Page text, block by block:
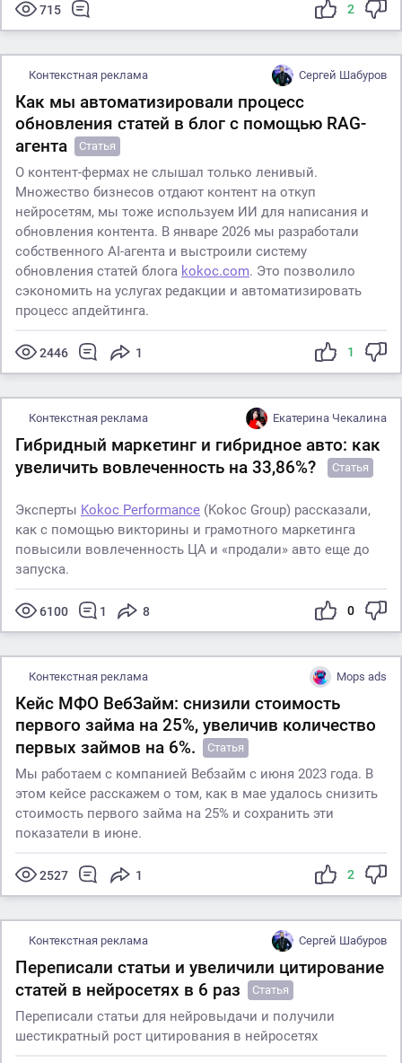
715 2
Контекстная реклама Сергей Шабуров
Как мы автоматизировали процесс
обновления статей в блог с помощью RAG-
агента
Статья
О контент-фермах не слышал только ленивый.
Множество бизнесов отдают контент на откуп
нейросетям, мы тоже используем ИИ для написания и
обновления контента. В январе 2026 мы разработали
собственного AI-агента и выстроили систему
обновления статей блога kokoc.com. Это позволило
сэкономить на услугах редакции и автоматизировать
процесс апдейтинга.
2446 1 1
Контекстная реклама Екатерина Чекалина
Гибридный маркетинг и гибридное авто: как
увеличить вовлеченность на 33,86%?
Статья
Эксперты Kokoc Performance (Kokoc Group) рассказали,
как с помощью викторины и грамотного маркетинга
повысили вовлеченность ЦА и «продали» авто еще до
запуска.
6100 1 8 0
Контекстная реклама Mops ads
Кейс МФО ВебЗайм: снизили стоимость
первого займа на 25%, увеличив количество
первых займов на 6%.
Статья
Мы работаем с компанией Вебзайм с июня 2023 года. В
этом кейсе расскажем о том, как в мае удалось снизить
стоимость первого займа на 25% и сохранить эти
показатели в июне.
2527 1 2
Контекстная реклама Сергей Шабуров
Переписали статьи и увеличили цитирование
статей в нейросетях в 6 раз
Статья
Переписали статьи для нейровыдачи и получили
шестикратный рост цитирования в нейросетях